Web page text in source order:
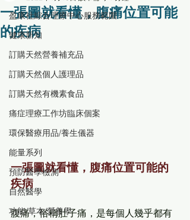
盈康社綜合理療中心服務範圍
健康新知
訂購天然營養補充品
訂購天然個人護理品
訂購天然有機素食品
痛症理療工作坊臨床個案
環保醫療用品/養生儀器
能量系列
預防醫學檢測
自然醫學
功能/草本/營養學
一張圖就看懂，腹痛位置可能
的疾病
一張圖就看懂，腹痛位置可能的
疾病
腹痛，俗稱肚子痛，是每個人幾乎都有